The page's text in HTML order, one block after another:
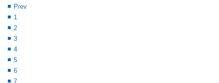
Prev
1
2
3
4
5
6
7